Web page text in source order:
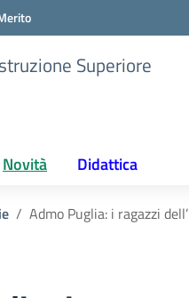
Superiore
Novità Didattica
Admo Puglia: i ragazzi